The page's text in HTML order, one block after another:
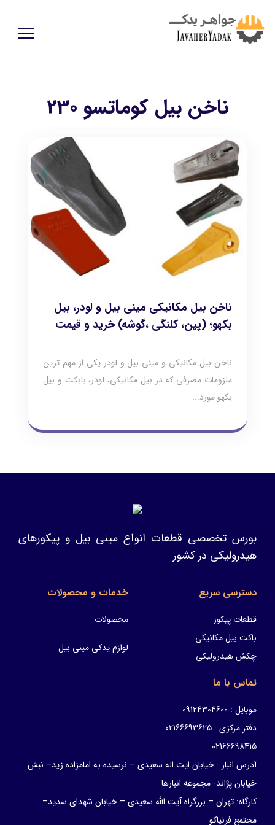
ناخن بیل کوماتسو 230
ناخن بیل مکانیکی مینی بیل و لودر، بیل
بکهو؛ (پین، کلنگی ،گوشه) خرید و قیمت
ناخن بیل مکانیکی و مینی بیل و لودر یکی از مهم ترین
ملزومات مصرفی که در بیل مکانیکی، لودر، بابکت و بیل
بکهو مورد...
بورس تخصصی قطعات انواع مینی بیل و پیکورهای
هیدرولیکی در کشور
دسترسی سریع
قطعات پیکور
باکت بیل مکانیکی
چکش هیدرولیکی
خدمات و محصولات
محصولات
لوازم یدکی مینی بیل
تماس با ما
موبایل : 09124304600
دفتر مرکزی : 02166693625
02166698415
آدرس انبار : خیابان ایت اله سعیدی – نرسیده به امامزاده زید– نبش
خیابان پژاند- مجموعه انبارها
کارگاه: تهران – بزرگراه آیت الله سعیدی – خیابان شهدای سدید–
مجتمع فرنیاکو